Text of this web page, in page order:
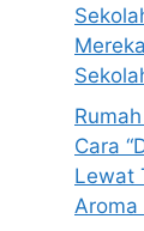
Cara
Lewat
Aroma